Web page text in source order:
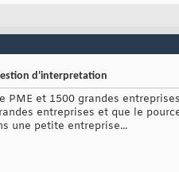
d'interpretation
PME et 1500 grandes
entreprises et que le
une petite entreprise...